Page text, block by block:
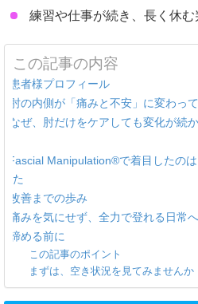
練習や仕事が続き、長く休
この記事の内容
患者様プロフィール
肘の内側が「痛みと不安」に変わっ
なぜ、肘だけをケアしても変化が続
Fascial Manipulation®で着目したの
た
改善までの歩み
痛みを気にせず、全力で登れる日常へ
諦める前に
この記事のポイント
まずは、空き状況を見てみませんか